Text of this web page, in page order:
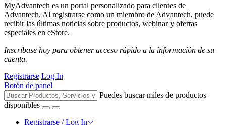
MyAdvantech es un portal personalizado para clientes de
Advantech. Al registrarse como un miembro de Advantech, puede
recibir las últimas noticias sobre productos, webinar y ofertas
especiales en eStore.
Inscríbase hoy para obtener acceso rápido a la información de su
cuenta.
Registrarse Log In
Botón de panel
Puedes buscar miles de productos
disponibles
Registrarse / Log In